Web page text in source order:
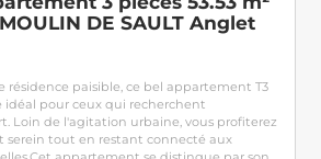
DE SAULT Anglet
paisible, ce bel appartement T3
idéal pour ceux qui recherchent
Loin de l'agitation urbaine, vous profiterez
tout en restant connecté aux